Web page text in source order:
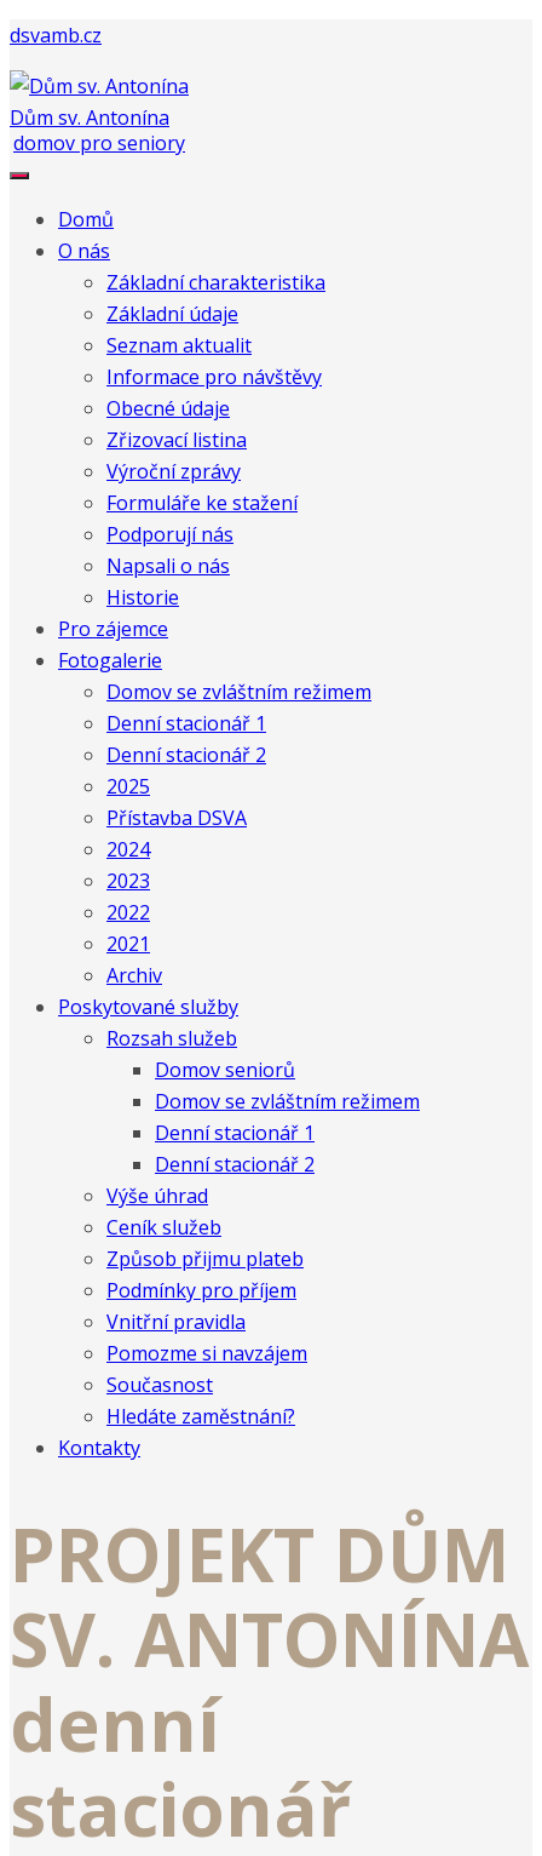
dsvamb.cz
Dům sv. Antonína
Domů
O nás
Základní charakteristika
Základní údaje
Seznam aktualit
Informace pro návštěvy
Obecné údaje
Zřizovací listina
Výroční zprávy
Formuláře ke stažení
Podporují nás
Napsali o nás
Historie
Pro zájemce
Fotogalerie
Domov se zvláštním režimem
Denní stacionář 1
Denní stacionář 2
2025
Přístavba DSVA
2024
2023
2022
2021
Archiv
Poskytované služby
Rozsah služeb
Domov seniorů
Domov se zvláštním režimem
Denní stacionář 1
Denní stacionář 2
Výše úhrad
Ceník služeb
Způsob přijmu plateb
Podmínky pro příjem
Vnitřní pravidla
Pomozme si navzájem
Současnost
Hledáte zaměstnání?
Kontakty
PROJEKT DŮM
SV. ANTONÍNA
denní
stacionář